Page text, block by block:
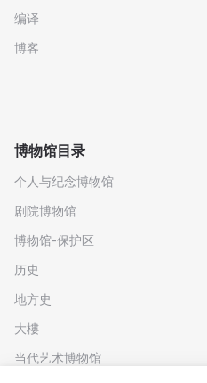
编译
博客
博物馆目录
个人与纪念博物馆
剧院博物馆
博物馆-保护区
历史
地方史
大樓
当代艺术博物馆